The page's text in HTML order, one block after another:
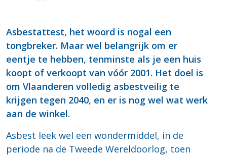
Asbestattest, het woord is nogal een
tongbreker. Maar wel belangrijk om er
eentje te hebben, tenminste als je een huis
koopt of verkoopt van vóór 2001. Het doel is
om Vlaanderen volledig asbestveilig te
krijgen tegen 2040, en er is nog wel wat werk
aan de winkel.
Asbest leek wel een wondermiddel, in de
periode na de Tweede Wereldoorlog, toen